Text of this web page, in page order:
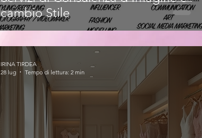
cambio Stile
IRINA TIRDEA
28 lug
Tempo di lettura: 2 min